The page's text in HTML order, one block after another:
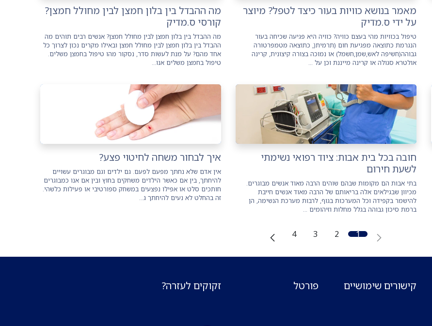
מאמר בנושא כוויות בעור כיצד לטפל? מיוצר
על ידי ס.מדיק
טיפול בכוויות מהי בעצם כוויה? כוויה היא פגיעה שכיחה בעור
הנגרמת כתוצאה מפגיעת חום (תרמית(, כתוצאה מטמפרטורה
גבוהה(חשיפה לאש,שמן,חשמל) או נמוכה בצורה קיצונית, קרינה
אולטרא סגולה או קרינה מייננת וכן על ...
מה ההבדל בין בלון חמצן לבין מחולל חמצן?
קורסי ס.מדיק
מה ההבדל בין בלון חמצן לבין מחולל חמצן? אנשים רבים תוהים מה
ההבדל בין בלון חמצן לבין מחולל חמצן ובאילו מקרים נכון לצרוך כל
אחד מהם? על מנת לעשות סדר, נסקור מהו טיפול בחמצן משלים.
טיפול בחמצן משלים אנו...
חובה בכל בית אבות: ציוד רפואי נשימתי
לשעת חירום
בתי אבות הם מקומות שבהם שוהים הרבה מאוד אנשים מבוגרים.
מכיוון שבגילאים אלה בריאותם של הרבה מאוד אנשים חייבת
להישמר בקפידה וכל המערכות בגוף, לרבות מערכת הנשימה, הן
ברמת סיכון גבוהה בגלל מחלות וזיהומים ...
איך לבחור משחה לחיטוי פצע?
אין אדם שלא נחתך מפעם לפעם. גם ילדים וגם מבוגרים עשויים
להיחתך, בין אם כאשר הילדים משחקים בחוץ ובין אם אנו כמבוגרים
חותכים סלט או אפילו נפצעים במשחק ספורטיבי או פעילות כלשהי.
זה בהחלט לא נעים להיחתך ג...
1
2
3
4
קישורים שימושיים פורטל זקוקים לעזרה?